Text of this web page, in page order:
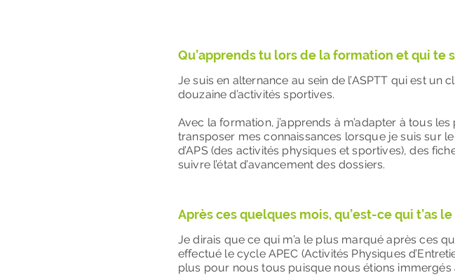
Qu’apprends tu lors de la formation et qui te
Je suis en alternance au sein de l’ASPTT qui est
douzaine d’activités sportives.
Avec la formation, j’apprends à m’adapter à tous
transposer mes connaissances lorsque je suis sur
d’APS (des activités physiques et sportives), des
suivre l’état d’avancement des dossiers.
Après ces quelques mois, qu’est-ce qui t’as
Je dirais que ce qui m’a le plus marqué après ces
effectué le cycle APEC (Activités Physiques
plus pour nous tous puisque nous étions immergés